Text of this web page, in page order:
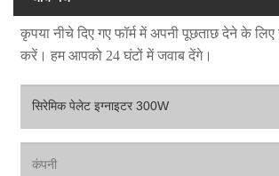
कृपया नीचे दिए गए फॉर्म में अपनी पूछताछ देने के
करें। हम आपको 24 घंटों में जवाब देंगे।